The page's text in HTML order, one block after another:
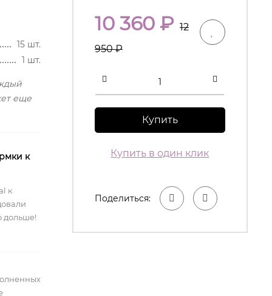
15 шт.
1 шт.
еще
к
к
дольше!
10 360₽ 12
950₽
Купить
Купить в один клик
Поделиться: